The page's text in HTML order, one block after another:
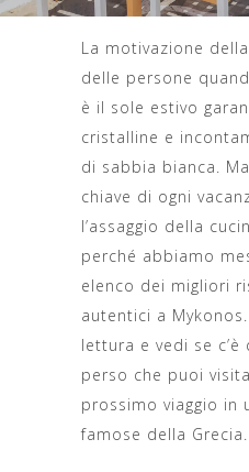
La motivazione
delle persone
è il sole estivo
cristalline e
di sabbia bianca.
chiave di ogni
l’assaggio della
perché abbiamo
elenco dei migliori
autentici a
lettura e vedi se
perso che puoi
prossimo viaggio in
famose della Grecia.